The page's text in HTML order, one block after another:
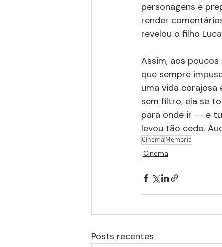
personagens e
render
revelou o filho
Assim, aos
que sempre
uma vida corajosa
sem filtro, ela se
para onde ir -- e
levou tão cedo.
Cinema Memória
Cinema
Posts recentes